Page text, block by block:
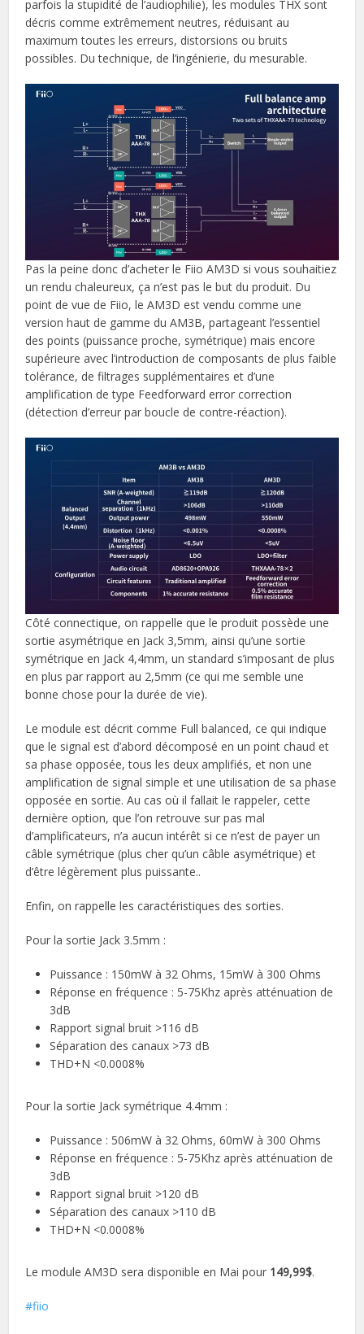
parfois la stupidité de l’audiophilie), les modules THX sont
décris comme extrêmement neutres, réduisant au
maximum toutes les erreurs, distorsions ou bruits
possibles. Du technique, de l’ingénierie, du mesurable.
Pas la peine donc d’acheter le Fiio AM3D si vous souhaitiez
un rendu chaleureux, ça n’est pas le but du produit. Du
point de vue de Fiio, le AM3D est vendu comme une
version haut de gamme du AM3B, partageant l’essentiel
des points (puissance proche, symétrique) mais encore
supérieure avec l’introduction de composants de plus faible
tolérance, de filtrages supplémentaires et d’une
amplification de type Feedforward error correction
(détection d’erreur par boucle de contre-réaction).
Côté connectique, on rappelle que le produit possède une
sortie asymétrique en Jack 3,5mm, ainsi qu’une sortie
symétrique en Jack 4,4mm, un standard s’imposant de plus
en plus par rapport au 2,5mm (ce qui me semble une
bonne chose pour la durée de vie).
Le module est décrit comme Full balanced, ce qui indique
que le signal est d’abord décomposé en un point chaud et
sa phase opposée, tous les deux amplifiés, et non une
amplification de signal simple et une utilisation de sa phase
opposée en sortie. Au cas où il fallait le rappeler, cette
dernière option, que l’on retrouve sur pas mal
d’amplificateurs, n’a aucun intérêt si ce n’est de payer un
câble symétrique (plus cher qu’un câble asymétrique) et
d’être légèrement plus puissante..
Enfin, on rappelle les caractéristiques des sorties.
Pour la sortie Jack 3.5mm :
Puissance : 150mW à 32 Ohms, 15mW à 300 Ohms
Réponse en fréquence : 5-75Khz après atténuation de
3dB
Rapport signal bruit >116 dB
Séparation des canaux >73 dB
THD+N <0.0008%
Pour la sortie Jack symétrique 4.4mm :
Puissance : 506mW à 32 Ohms, 60mW à 300 Ohms
Réponse en fréquence : 5-75Khz après atténuation de
3dB
Rapport signal bruit >120 dB
Séparation des canaux >110 dB
THD+N <0.0008%
Le module AM3D sera disponible en Mai pour 149,99$.
fiio